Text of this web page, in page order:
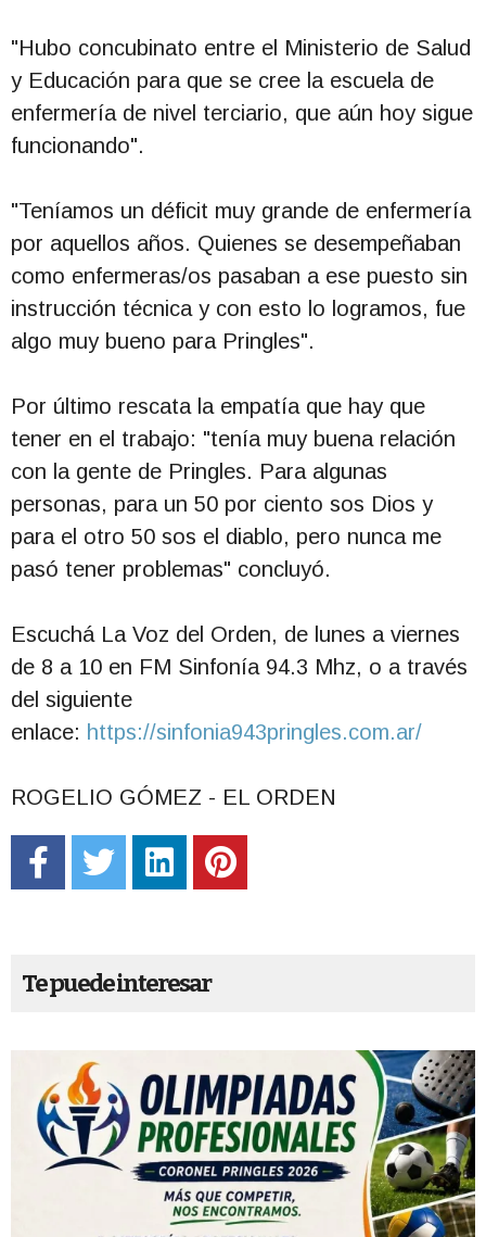
"Hubo concubinato entre el Ministerio de Salud
y Educación para que se cree la escuela de
enfermería de nivel terciario, que aún hoy sigue
funcionando".
"Teníamos un déficit muy grande de enfermería
por aquellos años. Quienes se desempeñaban
como enfermeras/os pasaban a ese puesto sin
instrucción técnica y con esto lo logramos, fue
algo muy bueno para Pringles".
Por último rescata la empatía que hay que
tener en el trabajo: "tenía muy buena relación
con la gente de Pringles. Para algunas
personas, para un 50 por ciento sos Dios y
para el otro 50 sos el diablo, pero nunca me
pasó tener problemas" concluyó.
Escuchá La Voz del Orden, de lunes a viernes
de 8 a 10 en FM Sinfonía 94.3 Mhz, o a través
del siguiente
enlace: https://sinfonia943pringles.com.ar/
ROGELIO GÓMEZ - EL ORDEN
Te puede interesar